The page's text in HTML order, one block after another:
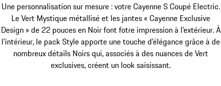
Une personnalisation sur mesure : votre Cayenne S Coupé Electric.
Le Vert Mystique métallisé et les jantes « Cayenne Exclusive
Design » de 22 pouces en Noir font fotre impression à l'extérieur. À
l'intérieur, le pack Style apporte une touche d'élégance grâce à de
nombreux détails Noirs qui, associés à des nuances de Vert
exclusives, créent un look saisissant.